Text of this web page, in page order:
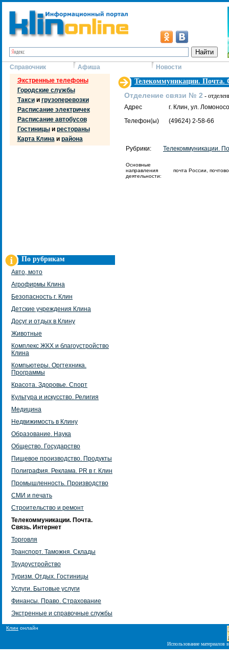
Справочник Афиша
Новости
Экстренные телефоны
Городские службы
Таксии грузоперевозки
Расписание электричек
Расписание автобусов
Гостиницыи рестораны
Карта Клинаи района
По рубрикам
Авто, мото
Агрофирмы Клина
Безопасность г. Клин
Детские учреждения Клина
Досуг и отдых в Клину
Животные
Комплекс ЖКХ и благоустройство
Клина
Компьютеры. Оргтехника.
Программы
Красота. Здоровье. Спорт
Культура и искусство. Религия
Медицина
Недвижимость в Клину
Образование. Наука
Общество. Государство
Пищевое производство. Продукты
Полиграфия. Реклама. PR в г. Клин
Промышленность. Производство
СМИ и печать
Строительство и ремонт
Телекоммуникации. Почта.
Связь. Интернет
Торговля
Транспорт. Таможня. Склады
Трудоустройство
Туризм. Отдых. Гостиницы
Услуги. Бытовые услуги
Финансы. Право. Страхование
Экстренные и справочные службы
Телекоммуникации. Почта.
Отделение связи № 2 -
Адрес
г. Клин, ул.
Телефон(ы)
(49624) 2-58-66
Рубрики: Телекоммуникации.
Основные
направления
деятельности:
почта России,
Клин онлайн
Использование материалов